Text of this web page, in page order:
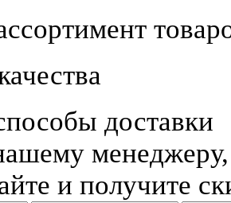
доставки
менеджеру,
и получите